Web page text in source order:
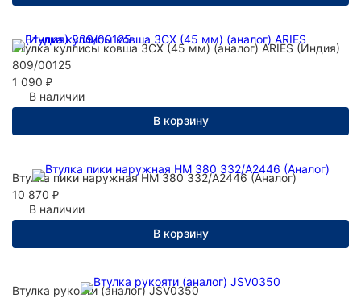
Втулка куллисы ковша 3СХ (45 мм) (аналог) ARIES (Индия)
809/00125
1 090 ₽
В наличии
В корзину
Втулка пики наружная НМ 380 332/A2446 (Аналог)
10 870 ₽
В наличии
В корзину
Втулка рукояти (аналог) JSV0350